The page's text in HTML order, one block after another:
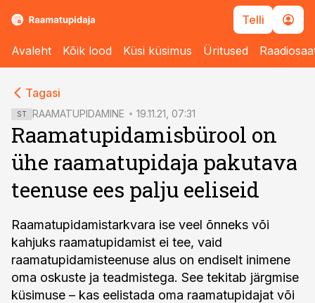
Telli
Avaleht Kõik lood Küsi küsimus Üritused
Tagasi
ST RAAMATUPIDAMINE 19.11.21, 07:31
Raamatupidamisbürool on
ühe raamatupidaja pakutava
teenuse ees palju eeliseid
Raamatupidamistarkvara ise veel õnneks või
kahjuks raamatupidamist ei tee, vaid
raamatupidamisteenuse alus on endiselt inimene
oma oskuste ja teadmistega. See tekitab järgmise
küsimuse – kas eelistada oma raamatupidajat või